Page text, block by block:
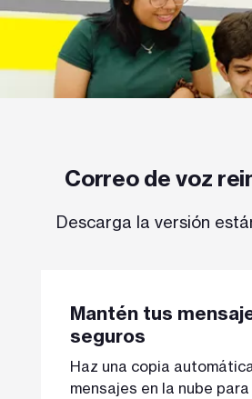
Correo de voz
Descarga la versión
Mantén tus
seguros
Haz una copia
mensajes en la nube